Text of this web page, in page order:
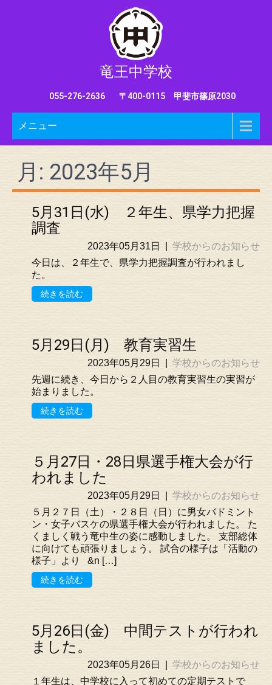
竜王中学校
055-276-2636 〒400-0115 甲斐市篠原2030
メニュー
月: 2023年5月
5月31日(水) ２年生、県学力把握
調査
2023年05月31日
学校からのお知らせ
今日は、２年生で、県学力把握調査が行われまし
た。
続きを読む
5月29日(月) 教育実習生
2023年05月29日
学校からのお知らせ
先週に続き、今日から２人目の教育実習生の実習が
始まりました。
続きを読む
５月27日・28日県選手権大会が行
われました
2023年05月29日
学校からのお知らせ
５月２７日（土）・２８日（日）に男女バドミント
ン・女子バスケの県選手権大会が行われました。 た
くましく戦う竜中生の姿に感動しました。 支部総体
に向けても頑張りましょう。 試合の様子は「活動の
様子」より &n […]
続きを読む
5月26日(金) 中間テストが行われ
ました。
2023年05月26日
学校からのお知らせ
１年生は、中学校に入って初めての定期テストで